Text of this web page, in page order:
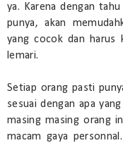
ya. Karena dengan
punya, akan
yang cocok dan harus
lemari.
Setiap orang pasti
sesuai dengan apa
masing masing orang
macam gaya